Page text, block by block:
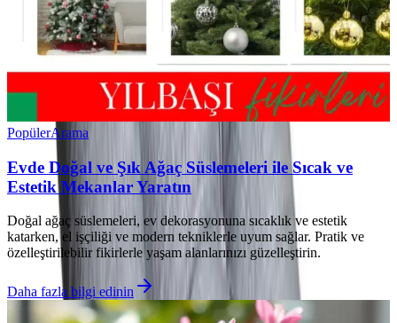
PopülerArama
Evde Doğal ve Şık Ağaç Süslemeleri ile Sıcak ve
Estetik Mekanlar Yaratın
Doğal ağaç süslemeleri, ev dekorasyonuna sıcaklık ve estetik
katarken, el işçiliği ve modern tekniklerle uyum sağlar. Pratik ve
özelleştirilebilir fikirlerle yaşam alanlarınızı güzelleştirin.
Daha fazla bilgi edinin